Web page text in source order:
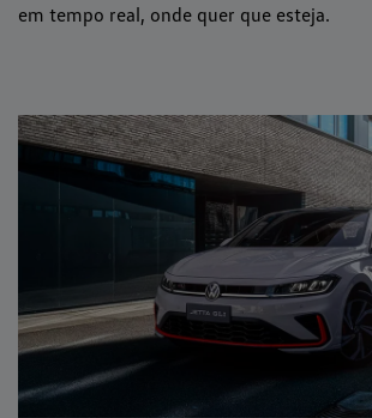
em tempo real, onde quer que esteja.